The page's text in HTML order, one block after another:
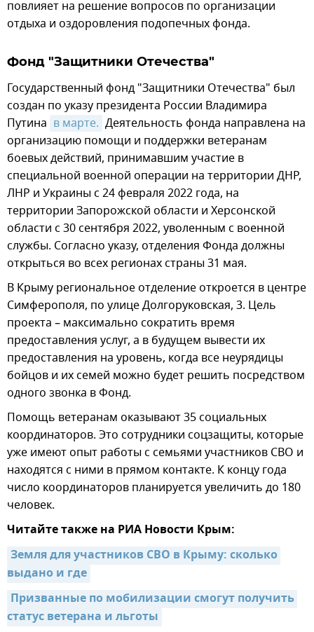
повлияет на решение вопросов по организации
отдыха и оздоровления подопечных фонда.
Фонд "Защитники Отечества"
Государственный фонд "Защитники Отечества" был
создан по указу президента России Владимира
Путина в марте. Деятельность фонда направлена на
организацию помощи и поддержки ветеранам
боевых действий, принимавшим участие в
специальной военной операции на территории ДНР,
ЛНР и Украины с 24 февраля 2022 года, на
территории Запорожской области и Херсонской
области с 30 сентября 2022, уволенным с военной
службы. Согласно указу, отделения Фонда должны
открыться во всех регионах страны 31 мая.
В Крыму региональное отделение откроется в центре
Симферополя, по улице Долгоруковская, 3. Цель
проекта – максимально сократить время
предоставления услуг, а в будущем вывести их
предоставления на уровень, когда все неурядицы
бойцов и их семей можно будет решить посредством
одного звонка в Фонд.
Помощь ветеранам оказывают 35 социальных
координаторов. Это сотрудники соцзащиты, которые
уже имеют опыт работы с семьями участников СВО и
находятся с ними в прямом контакте. К концу года
число координаторов планируется увеличить до 180
человек.
Читайте также на РИА Новости Крым:
Земля для участников СВО в Крыму: сколько
выдано и где
Призванные по мобилизации смогут получить
статус ветерана и льготы